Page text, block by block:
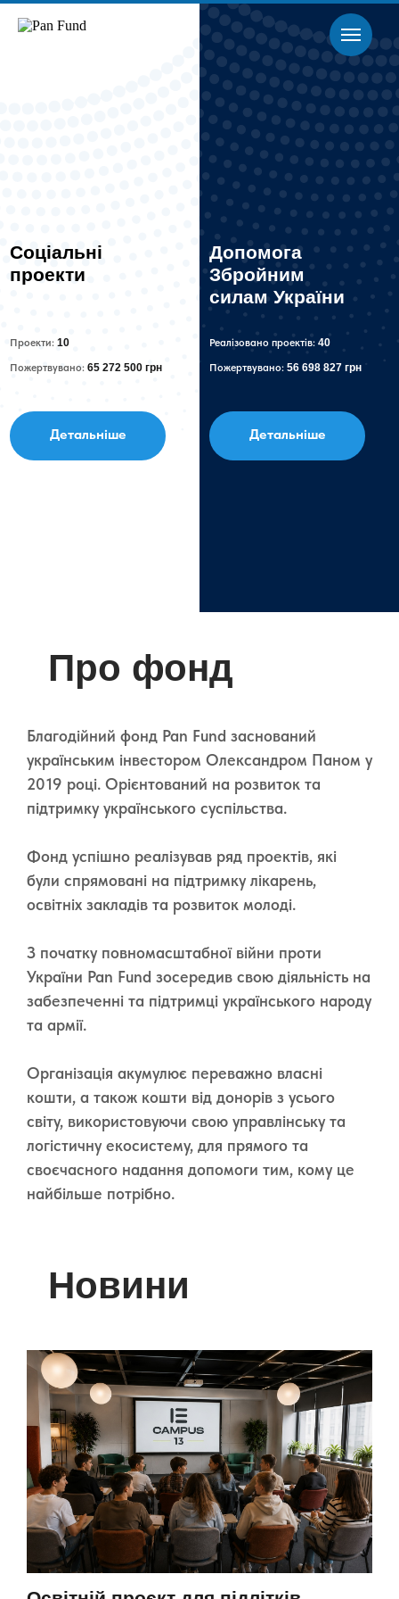
Соціальні
проекти
Проекти:10
Пожертвувано:65 272 500 грн
Детальніше
Допомога
Збройним
силам України
Реалізовано проектів:40
Пожертвувано:56 698 827 грн
Детальніше
Про фонд
Благодійний фонд Pan Fund заснований
українським інвестором Олександром Паном у
2019 році. Орієнтований на розвиток та
підтримку українського суспільства.
Фонд успішно реалізував ряд проектів, які
були спрямовані на підтримку лікарень,
освітніх закладів та розвиток молоді.
З початку повномасштабної війни проти
України Pan Fund зосередив свою діяльність на
забезпеченні та підтримці українського народу
та армії.
Організація акумулює переважно власні
кошти, а також кошти від донорів з усього
світу, використовуючи свою управлінську та
логістичну екосистему, для прямого та
своєчасного надання допомоги тим, кому це
найбільше потрібно.
Новини